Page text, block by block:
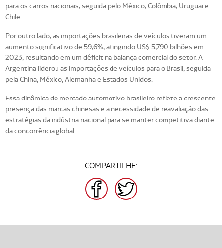
para os carros nacionais, seguida pelo México, Colômbia, Uruguai e
Chile.
Por outro lado, as importações brasileiras de veículos tiveram um
aumento significativo de 59,6%, atingindo US$ 5,790 bilhões em
2023, resultando em um déficit na balança comercial do setor. A
Argentina liderou as importações de veículos para o Brasil, seguida
pela China, México, Alemanha e Estados Unidos.
Essa dinâmica do mercado automotivo brasileiro reflete a crescente
presença das marcas chinesas e a necessidade de reavaliação das
estratégias da indústria nacional para se manter competitiva diante
da concorrência global.
COMPARTILHE:
FACEBOOKTWITTER